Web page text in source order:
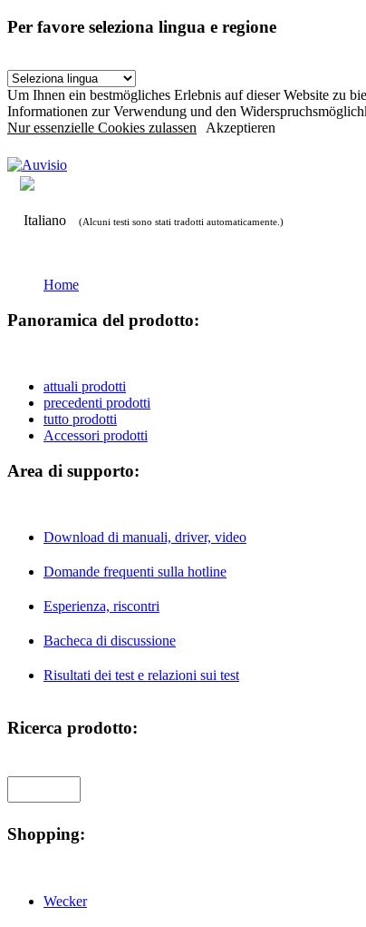
Per favore seleziona lingua e regione
Um Ihnen ein bestmögliches Erlebnis auf dieser Website zu
Informationen zur Verwendung und den
Nur essenzielle Cookies zulassen Akzeptieren
Italiano (Alcuni testi sono stati tradotti automaticamente.)
Home
Panoramica del prodotto:
attuali prodotti
precedenti prodotti
tutto prodotti
Accessori prodotti
Area di supporto:
Download di manuali, driver, video
Domande frequenti sulla hotline
Esperienza, riscontri
Bacheca di discussione
Risultati dei test e relazioni sui test
Ricerca prodotto:
Shopping:
Wecker